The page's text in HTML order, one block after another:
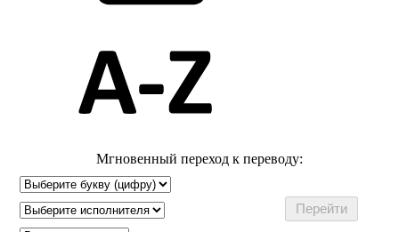
Мгновенный переход к переводу: